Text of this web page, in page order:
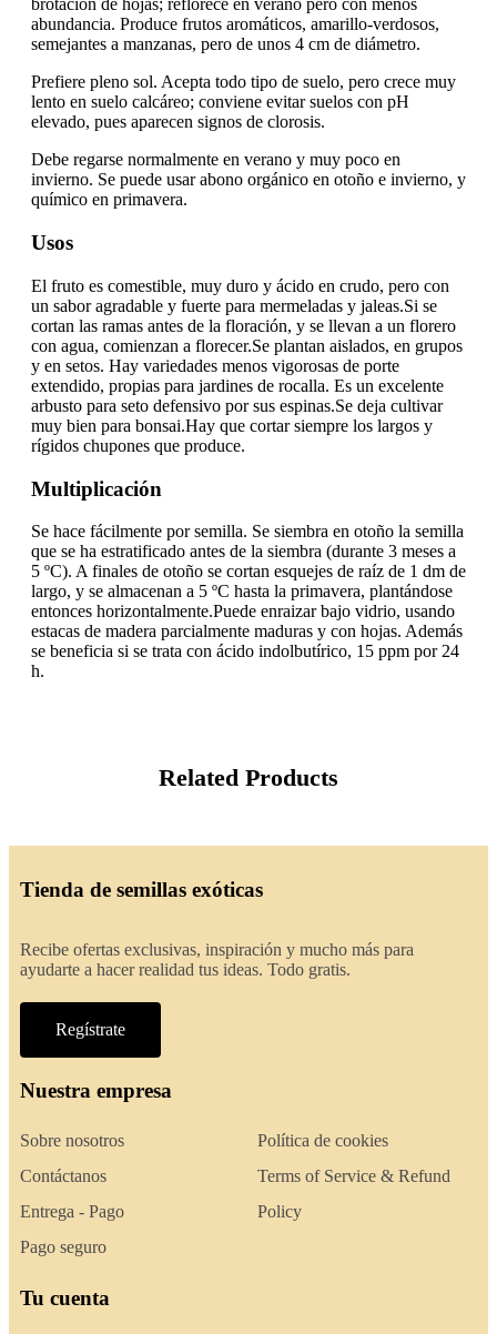
brotación de hojas; reflorece en verano pero con menos
abundancia. Produce frutos aromáticos, amarillo-verdosos,
semejantes a manzanas, pero de unos 4 cm de diámetro.
Prefiere pleno sol. Acepta todo tipo de suelo, pero crece muy
lento en suelo calcáreo; conviene evitar suelos con pH
elevado, pues aparecen signos de clorosis.
Debe regarse normalmente en verano y muy poco en
invierno. Se puede usar abono orgánico en otoño e invierno, y
químico en primavera.
Usos
El fruto es comestible, muy duro y ácido en crudo, pero con
un sabor agradable y fuerte para mermeladas y jaleas.Si se
cortan las ramas antes de la floración, y se llevan a un florero
con agua, comienzan a florecer.Se plantan aislados, en grupos
y en setos. Hay variedades menos vigorosas de porte
extendido, propias para jardines de rocalla. Es un excelente
arbusto para seto defensivo por sus espinas.Se deja cultivar
muy bien para bonsai.Hay que cortar siempre los largos y
rígidos chupones que produce.
Multiplicación
Se hace fácilmente por semilla. Se siembra en otoño la semilla
que se ha estratificado antes de la siembra (durante 3 meses a
5 ºC). A finales de otoño se cortan esquejes de raíz de 1 dm de
largo, y se almacenan a 5 ºC hasta la primavera, plantándose
entonces horizontalmente.Puede enraizar bajo vidrio, usando
estacas de madera parcialmente maduras y con hojas. Además
se beneficia si se trata con ácido indolbutírico, 15 ppm por 24
h.
Related Products
Tienda de semillas exóticas
Recibe ofertas exclusivas, inspiración y mucho más para
ayudarte a hacer realidad tus ideas. Todo gratis.
Regístrate
Nuestra empresa
Sobre nosotros
Contáctanos
Entrega - Pago
Pago seguro
Política de cookies
Terms of Service & Refund
Policy
Tu cuenta